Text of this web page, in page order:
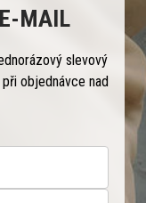
MAIL
slevový
objednávce nad